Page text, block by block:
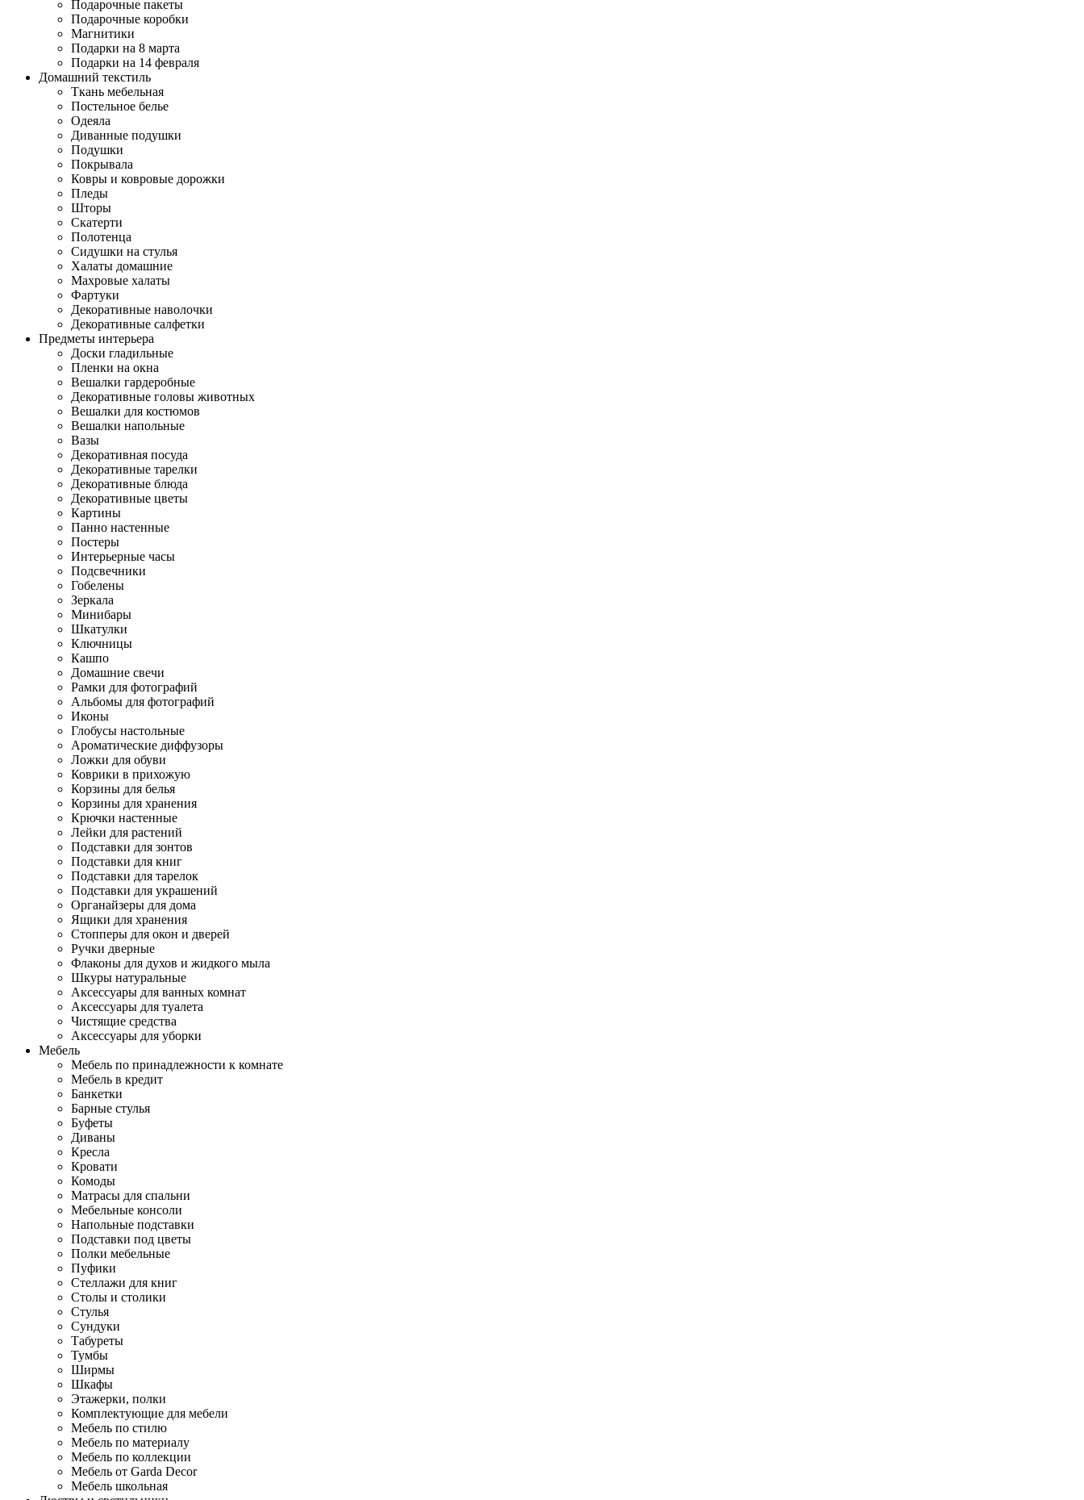
Подарочные пакеты
Подарочные коробки
Магнитики
Подарки на 8 марта
Подарки на 14 февраля
Домашний текстиль
Ткань мебельная
Постельное белье
Одеяла
Диванные подушки
Подушки
Покрывала
Ковры и ковровые дорожки
Пледы
Шторы
Скатерти
Полотенца
Сидушки на стулья
Халаты домашние
Махровые халаты
Фартуки
Декоративные наволочки
Декоративные салфетки
Предметы интерьера
Доски гладильные
Пленки на окна
Вешалки гардеробные
Декоративные головы животных
Вешалки для костюмов
Вешалки напольные
Вазы
Декоративная посуда
Декоративные тарелки
Декоративные блюда
Декоративные цветы
Картины
Панно настенные
Постеры
Интерьерные часы
Подсвечники
Гобелены
Зеркала
Минибары
Шкатулки
Ключницы
Кашпо
Домашние свечи
Рамки для фотографий
Альбомы для фотографий
Иконы
Глобусы настольные
Ароматические диффузоры
Ложки для обуви
Коврики в прихожую
Корзины для белья
Корзины для хранения
Крючки настенные
Лейки для растений
Подставки для зонтов
Подставки для книг
Подставки для тарелок
Подставки для украшений
Органайзеры для дома
Ящики для хранения
Стопперы для окон и дверей
Ручки дверные
Флаконы для духов и жидкого мыла
Шкуры натуральные
Аксессуары для ванных комнат
Аксессуары для туалета
Чистящие средства
Аксессуары для уборки
Мебель
Мебель по принадлежности к комнате
Мебель в кредит
Банкетки
Барные стулья
Буфеты
Диваны
Кресла
Кровати
Комоды
Матрасы для спальни
Мебельные консоли
Напольные подставки
Подставки под цветы
Полки мебельные
Пуфики
Стеллажи для книг
Столы и столики
Стулья
Сундуки
Табуреты
Тумбы
Ширмы
Шкафы
Этажерки, полки
Комплектующие для мебели
Мебель по стилю
Мебель по материалу
Мебель по коллекции
Мебель от Garda Decor
Мебель школьная